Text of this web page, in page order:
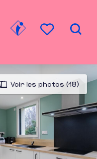
Voir les photos (18)